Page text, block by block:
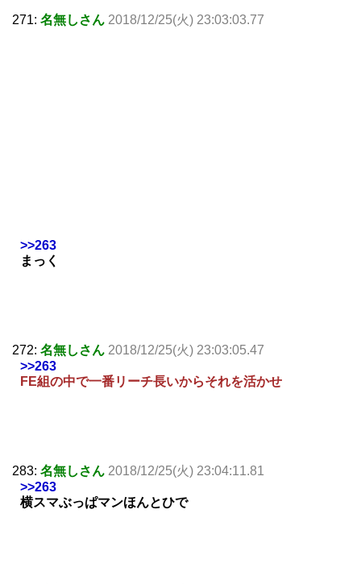
271: 名無しさん 2018/12/25(火) 23:03:03.77
>>263
まっく
272: 名無しさん 2018/12/25(火) 23:03:05.47
>>263
FE組の中で一番リーチ長いからそれを活かせ
283: 名無しさん 2018/12/25(火) 23:04:11.81
>>263
横スマぶっぱマンほんとひで